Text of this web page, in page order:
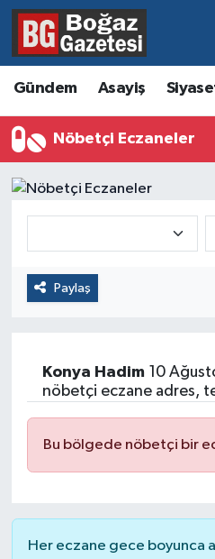
Gündem Asayiş
Nöbetçi Eczaneler
Paylaş
Konya Hadim10
nöbetçi eczane adres,
Bu bölgede nöbetçi bir
Her eczane gece boyunca
Asayiş
Eğitim
Ekonomi
Kültür ve Sanat
Magazin
Sağlık
Hava Durumu
Trafik Durumu
Süper Lig Puan
Son Dakika Haberleri
Haber Arşivi